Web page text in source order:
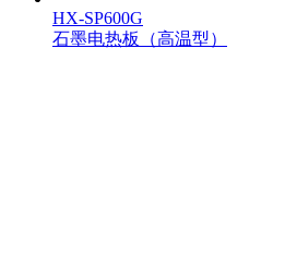
HX-SP600G
石墨电热板（高温型）